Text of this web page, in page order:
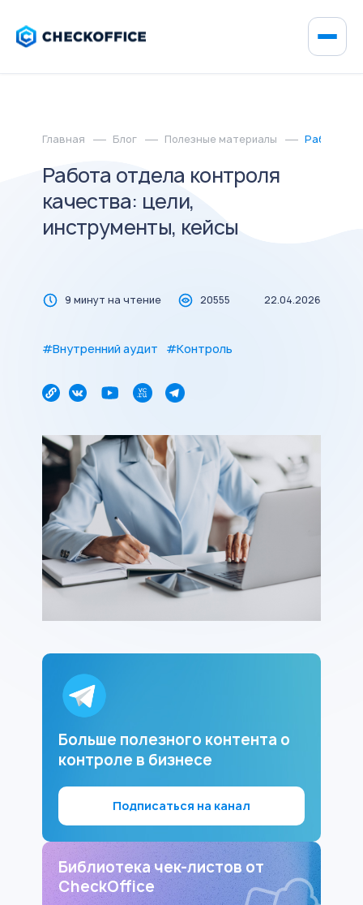
Главная Блог Полезные материалы Работа
Работа отдела контроля
качества: цели,
инструменты, кейсы
9 минут на чтение 20555 22.04.2026
#Внутренний аудит #Контроль
Больше полезного контента о
контроле в бизнесе
Подписаться на канал
Библиотека чек-листов от
CheckOffice